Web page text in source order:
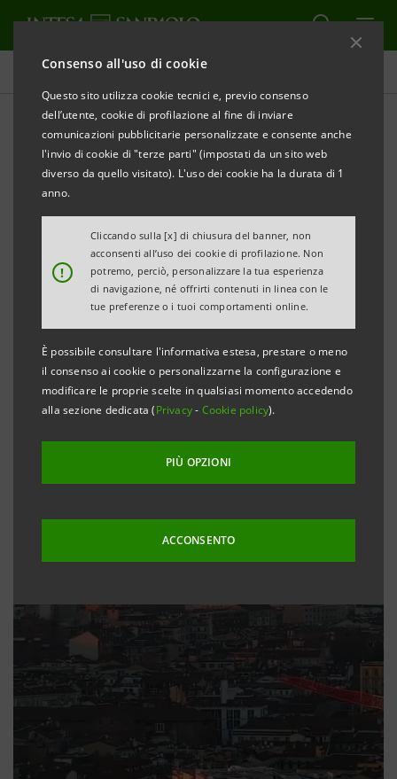
Consenso all'uso di cookie
Questo sito utilizza cookie tecnici e, previo consenso
dell’utente, cookie di profilazione al fine di inviare
comunicazioni pubblicitarie personalizzate e consente anche
l'invio di cookie di "terze parti" (impostati da un sito web
diverso da quello visitato). L'uso dei cookie ha la durata di 1
anno.
!
Cliccando sulla [x] di chiusura del banner, non
acconsenti all’uso dei cookie di profilazione. Non
potremo, perciò, personalizzare la tua esperienza
di navigazione, né offrirti contenuti in linea con le
tue preferenze o i tuoi comportamenti online.
È possibile consultare l'informativa estesa, prestare o meno
il consenso ai cookie o personalizzarne la configurazione e
modificare le proprie scelte in qualsiasi momento accedendo
alla sezione dedicata (Privacy- Cookie policy).
PIÙ OPZIONI
ACCONSENTO
Tutti i progetti
CULTURA
Un punto di vista unico
sulla città di Milano